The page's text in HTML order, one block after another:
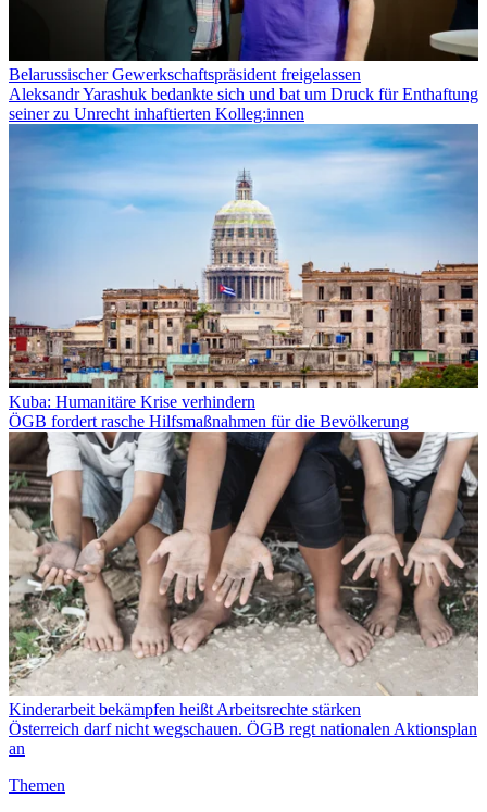
Belarussischer Gewerkschaftspräsident freigelassen
Aleksandr Yarashuk bedankte sich und bat um Druck für Enthaftung
seiner zu Unrecht inhaftierten Kolleg:innen
Kuba: Humanitäre Krise verhindern
ÖGB fordert rasche Hilfsmaßnahmen für die Bevölkerung
Kinderarbeit bekämpfen heißt Arbeitsrechte stärken
Österreich darf nicht wegschauen. ÖGB regt nationalen Aktionsplan
an
Themen